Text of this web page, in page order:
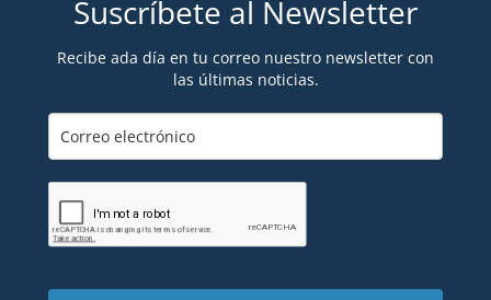
Suscríbete al Newsletter
Recibe ada día en tu correo nuestro newsletter con
las últimas noticias.